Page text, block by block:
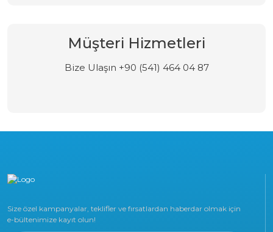
Müşteri Hizmetleri
Bize Ulaşın +90 (541) 464 04 87
Size özel kampanyalar, teklifler ve fırsatlardan haberdar olmak için
e-bültenimize kayıt olun!